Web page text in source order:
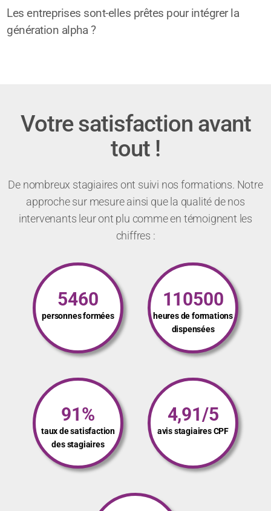
Les entreprises sont-elles prêtes pour intégrer la
génération alpha ?
Votre satisfaction avant
tout !
De nombreux stagiaires ont suivi nos formations. Notre
approche sur mesure ainsi que la qualité de nos
intervenants leur ont plu comme en témoignent les
chiffres :
5460
personnes formées
110500
heures de formations
dispensées
91%
taux de satisfaction
des stagiaires
4,91/5
avis stagiaires CPF